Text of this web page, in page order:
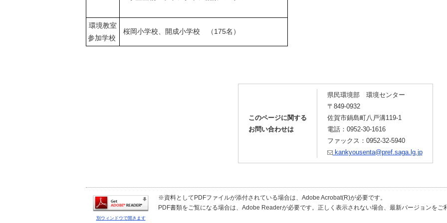
環境教室
参加学校
桜岡小学校、開成小学校 （175名）
このページに関する
お問い合わせは
県民環境部 環境センター
〒849-0932
佐賀市鍋島町八戸溝119-1
電話：0952-30-1616
ファックス：0952-32-5940
kankyousenta@pref.saga.lg.jp
別ウィンドウで開きます
※資料としてPDFファイルが添付されている場合は、Adobe Acrobat(R)が必要です。
PDF書類をご覧になる場合は、Adobe Readerが必要です。正しく表示されない場合、最新バージョンをご